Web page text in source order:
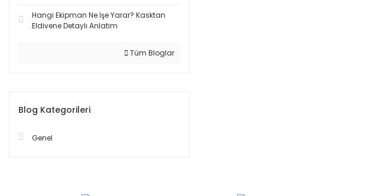
Hangi Ekipman Ne İşe Yarar? Kasktan
Eldivene Detaylı Anlatım
Tüm Bloglar
Blog Kategorileri
Genel